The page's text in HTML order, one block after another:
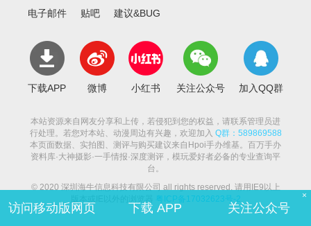
电子邮件
贴吧 建议&BUG
下载APP 微博 小红书 关注公众号 加入QQ群
本站资源来自网友分享和上传，若侵犯到您的权益，请联系管理员进
行处理。若您对本站、动漫周边有兴趣，欢迎加入 Q群：589869588
本页面数据、实拍图、测评与购买建议来自Hpoi手办维基。百万手办
资料库·大神摄影·一手情报·深度测评，模玩爱好者必备的专业查询平
台。
© 2020 深圳海牛信息科技有限公司 all rights reserved. 请用IE9以上
粤ICP备17032623号-2
访问移动版网页 下载 APP 关注公众号
×